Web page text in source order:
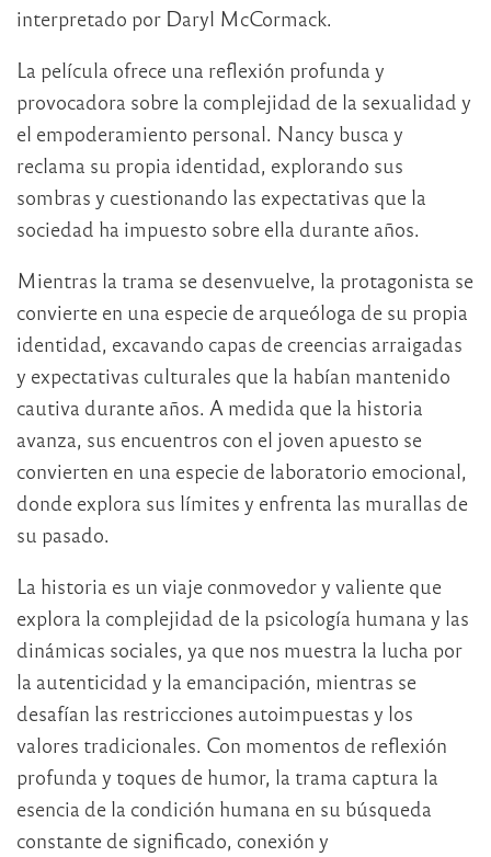
interpretado por Daryl McCormack.
La película ofrece una reflexión profunda y
provocadora sobre la complejidad de la sexualidad y
el empoderamiento personal. Nancy busca y
reclama su propia identidad, explorando sus
sombras y cuestionando las expectativas que la
sociedad ha impuesto sobre ella durante años.
Mientras la trama se desenvuelve, la protagonista se
convierte en una especie de arqueóloga de su propia
identidad, excavando capas de creencias arraigadas
y expectativas culturales que la habían mantenido
cautiva durante años. A medida que la historia
avanza, sus encuentros con el joven apuesto se
convierten en una especie de laboratorio emocional,
donde explora sus límites y enfrenta las murallas de
su pasado.
La historia es un viaje conmovedor y valiente que
explora la complejidad de la psicología humana y las
dinámicas sociales, ya que nos muestra la lucha por
la autenticidad y la emancipación, mientras se
desafían las restricciones autoimpuestas y los
valores tradicionales. Con momentos de reflexión
profunda y toques de humor, la trama captura la
esencia de la condición humana en su búsqueda
constante de significado, conexión y